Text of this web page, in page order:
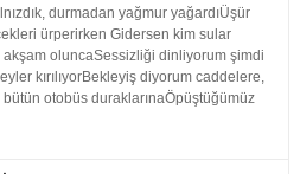
durmadan yağmur yağardıÜşür
ürperirken Gidersen kim sular
akşam oluncaSessizliği dinliyorum şimdi
kırılıyorBekleyiş diyorum caddelere,
bütün otobüs duraklarınaÖpüştüğümüz